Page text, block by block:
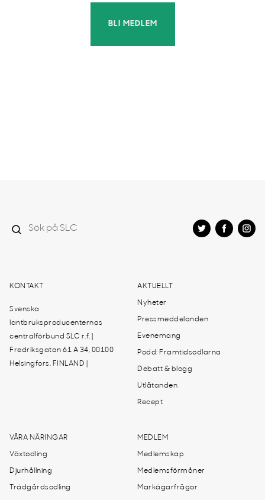
BLI MEDLEM
KONTAKT
Svenska
lantbruksproducenternas
centralförbund SLC r.f. |
Fredriksgatan 61 A 34, 00100
Helsingfors, FINLAND |
AKTUELLT
Nyheter
Pressmeddelanden
Evenemang
Podd: Framtidsodlarna
Debatt & blogg
Utlåtanden
Recept
VÅRA NÄRINGAR
Växtodling
Djurhållning
Trädgårdsodling
MEDLEM
Medlemskap
Medlemsförmåner
Markägarfrågor